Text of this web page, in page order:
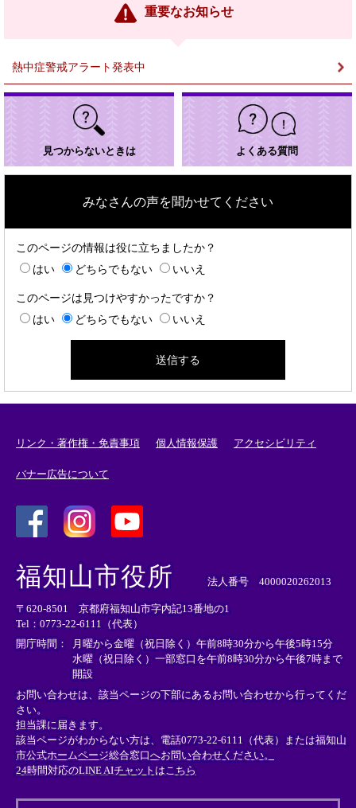
重要なお知らせ
熱中症警戒アラート発表中
見つからないときは よくある質問
みなさんの声を聞かせてください
このページの情報は役に立ちましたか？
はい
どちらでもない いいえ
このページは見つけやすかったですか？
はい
どちらでもない いいえ
リンク・著作権・免責事項 個人情報保護 アクセシビリティ
バナー広告について
外
部
リ
ン
ク
＞
外
リ
ン
ク
＞
外
部
ン
ク
＞
福知山市役所 法人番号 4000020262013
〒620-8501 京都府福知山市字内記13番地の1
Tel：0773-22-6111（代表）
開庁時間：
月曜から金曜（祝日除く）午前8時30分から午後5時15分
水曜（祝日除く）一部窓口を午前8時30分から午後7時まで
開設
お問い合わせは、該当ページの下部にあるお問い合わせから行ってくだ
さい。
担当課に届きます。
該当ページがわからない方は、電話0773-22-6111（代表）または福知山
市公式ホームページ総合窓口へお問い合わせください。
24時間対応のLINE AIチャットはこちら
外